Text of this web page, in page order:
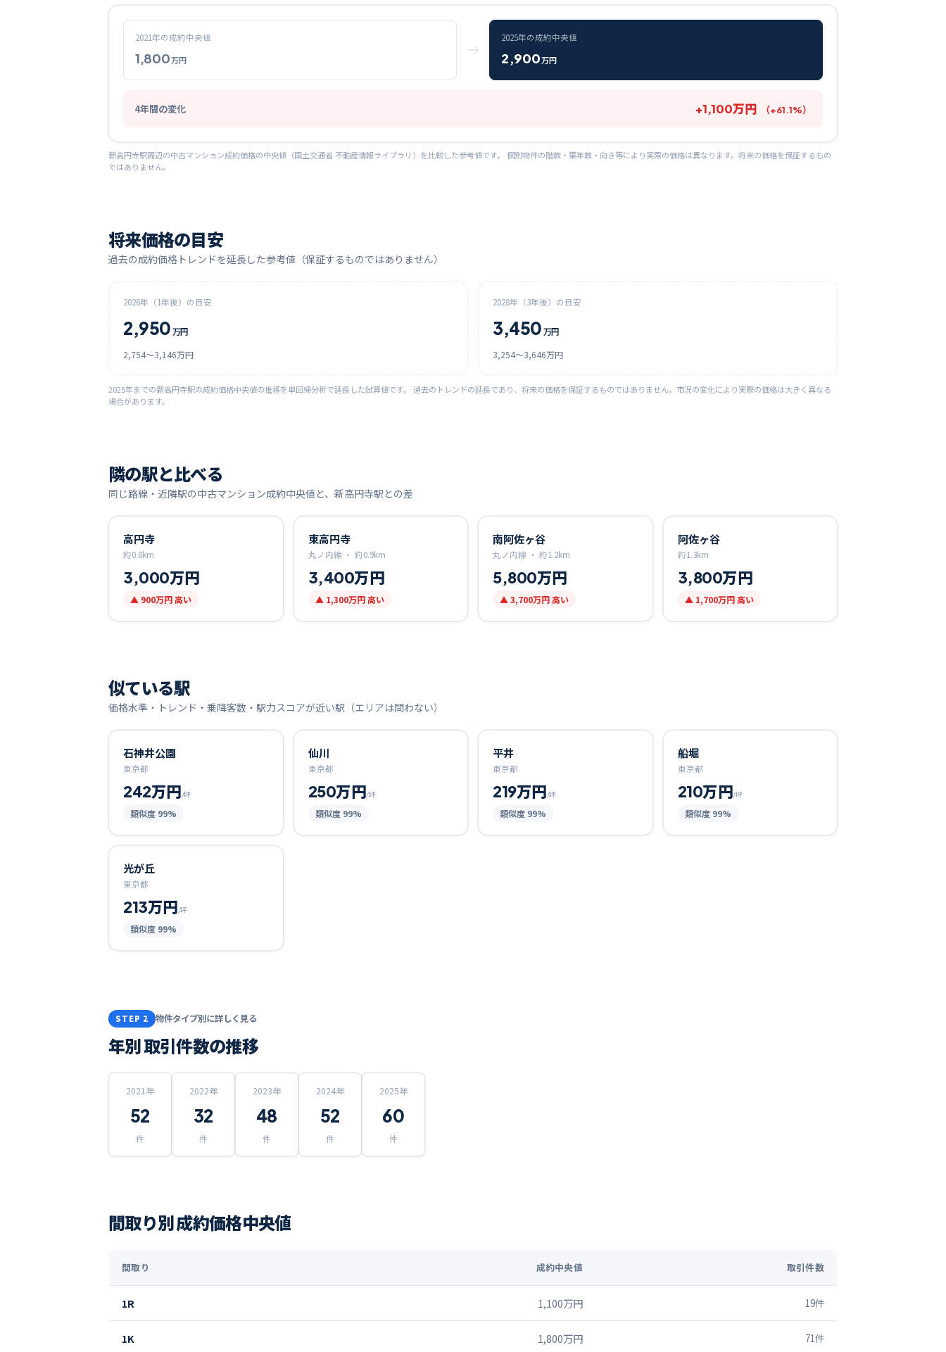
2021年の成約中央値
1,800万円
2025年の成約中央値
2,900万円
4年間の変化 +1,100万円 （+61.1%）
新高円寺駅周辺の中古マンション成約価格の中央値（国土交通省 不動産情報ライブラリ）を比較した参考値です。 個別物件の階数・築年数・向き等により実際の価格は異なります。将来の価格を保証するもの
ではありません。
将来価格の目安
過去の成約価格トレンドを延長した参考値（保証するものではありません）
2026年（1年後）の目安
2,950 万円
2,754〜3,146万円
2028年（3年後）の目安
3,450 万円
3,254〜3,646万円
2025年までの新高円寺駅の成約価格中央値の推移を単回帰分析で延長した試算値です。 過去のトレンドの延長であり、将来の価格を保証するものではありません。市況の変化により実際の価格は大きく異なる
場合があります。
隣の駅と比べる
同じ路線・近隣駅の中古マンション成約中央値と、 新高円寺駅との差
高円寺
約0.8km
3,000万円
▲ 900万円高い
東高円寺
丸ノ内線 ・ 約0.9km
3,400万円
▲ 1,300万円 高い
南阿佐ヶ谷
丸ノ内線 ・ 約1.2km
5,800万円
▲ 3,700万円高い
阿佐ヶ谷
約1.3km
3,800万円
▲ 1,700万円 高い
似ている駅
価格水準・トレンド・乗降客数・駅力スコアが近い駅（エリアは問わない）
石神井公園
東京都
242万円/坪
類似度 99%
仙川
東京都
250万円/坪
類似度 99%
平井
東京都
219万円/坪
類似度 99%
船堀
東京都
210万円/坪
類似度 99%
光が丘
東京都
213万円/坪
類似度 99%
STEP 2 物件タイプ別に詳しく見る
年別 取引件数の推移
2021 年
52
件
2022年
32
件
2023年
48
件
2024年
52
件
2025年
60
件
間取り別 成約価格中央値
間取り 成約中央値 取引件数
1R 1,100万円 19件
1K 1,800万円 71件